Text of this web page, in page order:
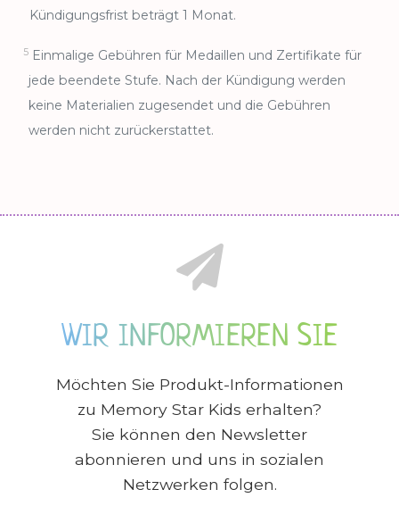
Kündigungsfrist beträgt 1 Monat.
5 Einmalige Gebühren für Medaillen und Zertifikate für
jede beendete Stufe. Nach der Kündigung werden
keine Materialien zugesendet und die Gebühren
werden nicht zurückerstattet.
WIR INFORMIEREN SIE
Möchten Sie Produkt-Informationen
zu Memory Star Kids erhalten?
Sie können den Newsletter
abonnieren und uns in sozialen
Netzwerken folgen.